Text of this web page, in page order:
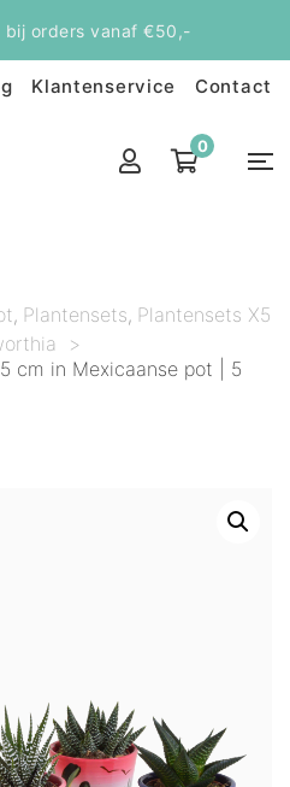
bij orders vanaf €50,-
Klantenservice Contact
0
, Plantensets, Plantensets X5
>
cm in Mexicaanse pot | 5